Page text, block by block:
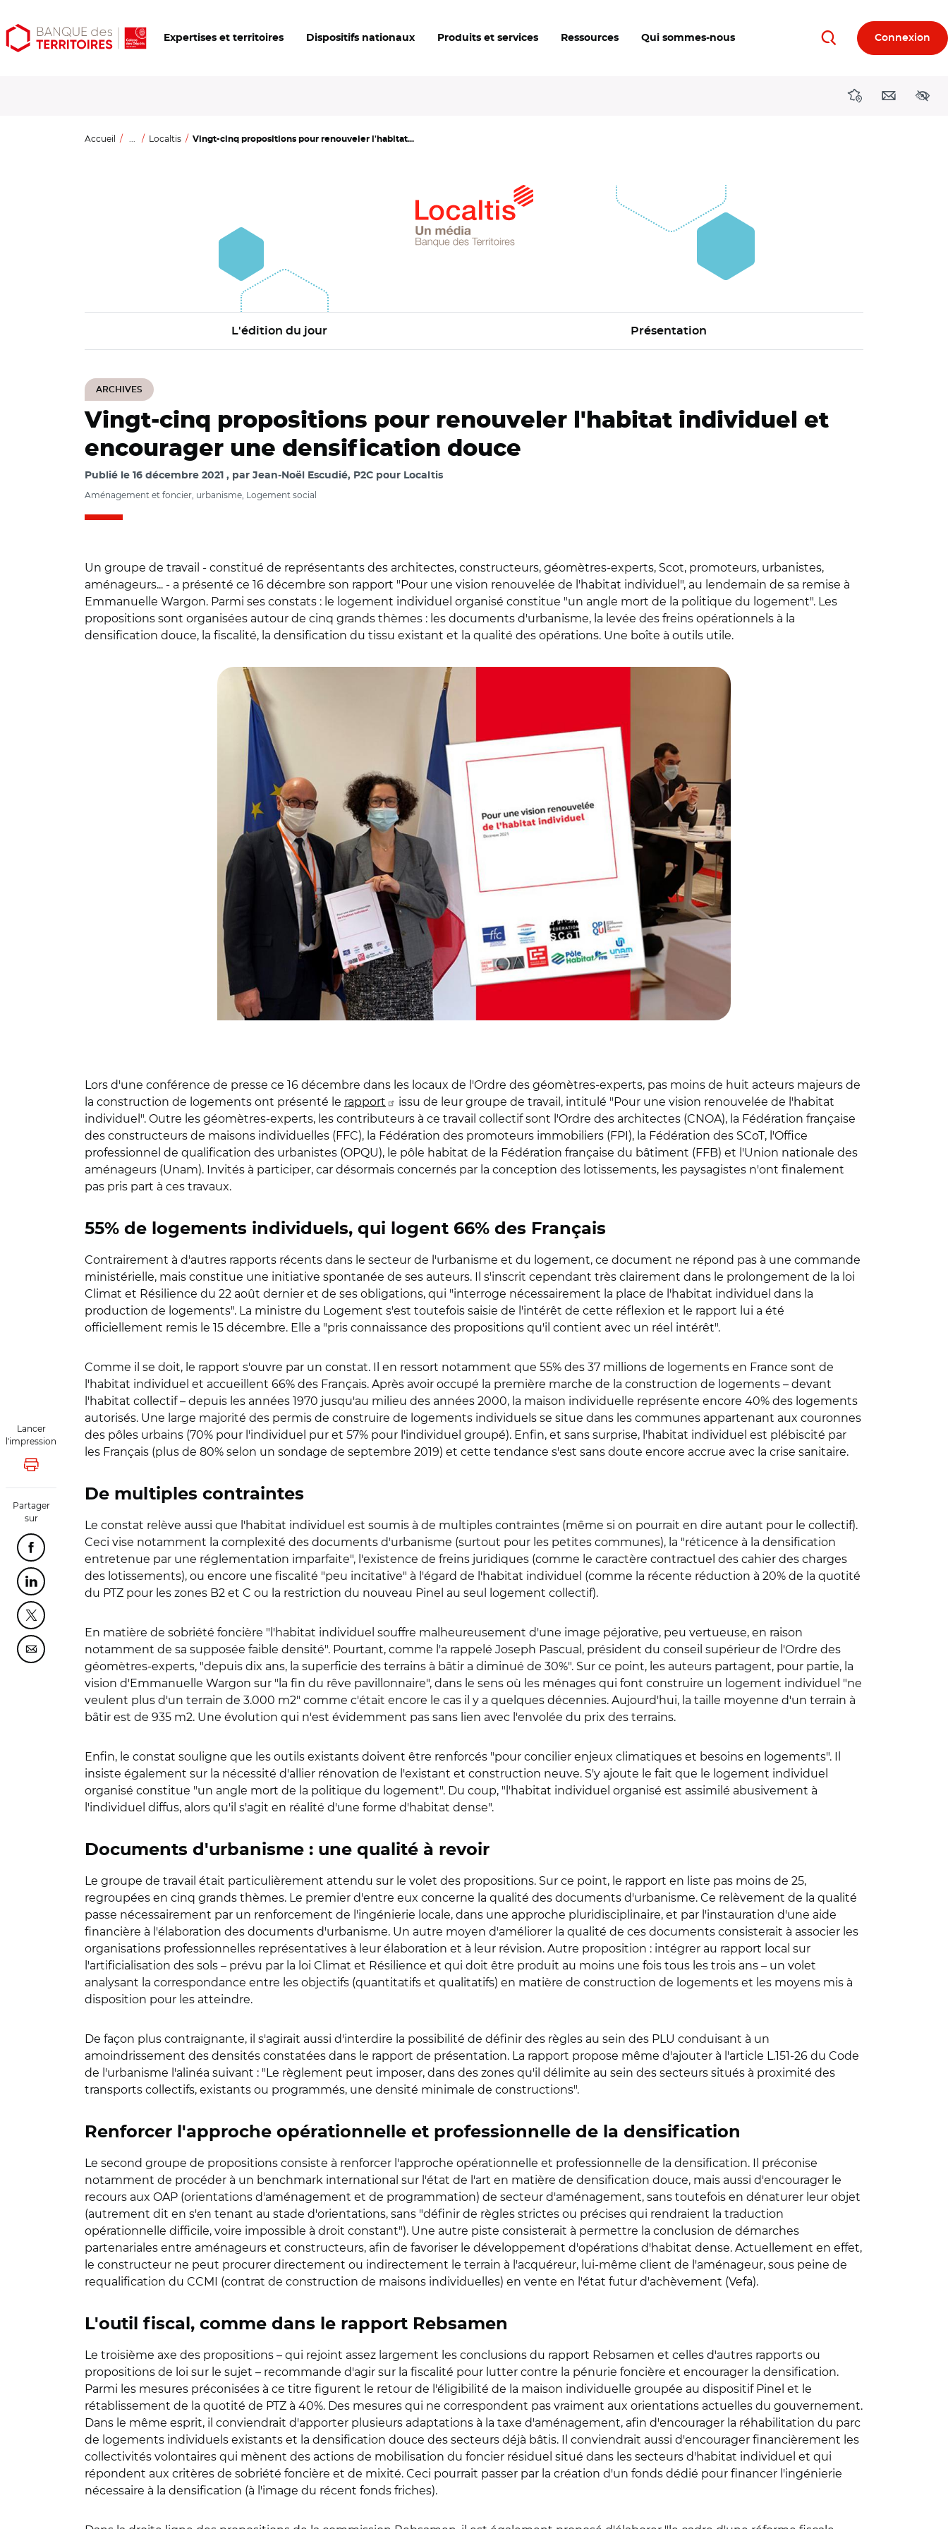
Aller
au
Aller
au
Ouvrir
les
Expertises et territoires Dispositifs nationaux Produits et services Ressources Qui sommes-nous RechercherConnexion
DirectionsContact
Accueil ... Localtis Vingt-cinq propositions pour renouveler l'habitat...
L'édition du jour Présentation
ARCHIVES
Lancer
l'impression
Lancer l'impression
Partager
sur
Partager cette page sur Facebook
Partager cette page sur Linkedin
Partager cette page sur Twitter
Partager cette page sur Courriel
Vingt-cinq propositions pour renouveler l'habitat individuel et
encourager une densification douce
Publié le 16 décembre 2021 par Jean-Noël Escudié, P2C pour Localtis
Aménagement et foncier, urbanisme, Logement social
Un groupe de travail - constitué de représentants des architectes, constructeurs, géomètres-experts, Scot, promoteurs, urbanistes,
aménageurs... - a présenté ce 16 décembre son rapport "Pour une vision renouvelée de l'habitat individuel", au lendemain de sa remise à
Emmanuelle Wargon. Parmi ses constats : le logement individuel organisé constitue "un angle mort de la politique du logement". Les
propositions sont organisées autour de cinq grands thèmes : les documents d'urbanisme, la levée des freins opérationnels à la
densification douce, la fiscalité, la densification du tissu existant et la qualité des opérations. Une boîte à outils utile.
Lors d'une conférence de presse ce 16 décembre dans les locaux de l'Ordre des géomètres-experts, pas moins de huit acteurs majeurs de
la construction de logements ont présenté le rapport
issu de leur groupe de travail, intitulé "Pour une vision renouvelée de l'habitat
individuel". Outre les géomètres-experts, les contributeurs à ce travail collectif sont l'Ordre des architectes (CNOA), la Fédération française
des constructeurs de maisons individuelles (FFC), la Fédération des promoteurs immobiliers (FPI), la Fédération des SCoT, l'Office
professionnel de qualification des urbanistes (OPQU), le pôle habitat de la Fédération française du bâtiment (FFB) et l'Union nationale des
aménageurs (Unam). Invités à participer, car désormais concernés par la conception des lotissements, les paysagistes n'ont finalement
pas pris part à ces travaux.
55% de logements individuels, qui logent 66% des Français
Contrairement à d'autres rapports récents dans le secteur de l'urbanisme et du logement, ce document ne répond pas à une commande
ministérielle, mais constitue une initiative spontanée de ses auteurs. Il s'inscrit cependant très clairement dans le prolongement de la loi
Climat et Résilience du 22 août dernier et de ses obligations, qui "interroge nécessairement la place de l'habitat individuel dans la
production de logements". La ministre du Logement s'est toutefois saisie de l'intérêt de cette réflexion et le rapport lui a été
officiellement remis le 15 décembre. Elle a "pris connaissance des propositions qu'il contient avec un réel intérêt".
Comme il se doit, le rapport s'ouvre par un constat. Il en ressort notamment que 55% des 37 millions de logements en France sont de
l'habitat individuel et accueillent 66% des Français. Après avoir occupé la première marche de la construction de logements – devant
l'habitat collectif – depuis les années 1970 jusqu'au milieu des années 2000, la maison individuelle représente encore 40% des logements
autorisés. Une large majorité des permis de construire de logements individuels se situe dans les communes appartenant aux couronnes
des pôles urbains (70% pour l'individuel pur et 57% pour l'individuel groupé). Enfin, et sans surprise, l'habitat individuel est plébiscité par
les Français (plus de 80% selon un sondage de septembre 2019) et cette tendance s'est sans doute encore accrue avec la crise sanitaire.
De multiples contraintes
Le constat relève aussi que l'habitat individuel est soumis à de multiples contraintes (même si on pourrait en dire autant pour le collectif).
Ceci vise notamment la complexité des documents d'urbanisme (surtout pour les petites communes), la "réticence à la densification
entretenue par une réglementation imparfaite", l'existence de freins juridiques (comme le caractère contractuel des cahier des charges
des lotissements), ou encore une fiscalité "peu incitative" à l'égard de l'habitat individuel (comme la récente réduction à 20% de la quotité
du PTZ pour les zones B2 et C ou la restriction du nouveau Pinel au seul logement collectif).
En matière de sobriété foncière "l'habitat individuel souffre malheureusement d'une image péjorative, peu vertueuse, en raison
notamment de sa supposée faible densité". Pourtant, comme l'a rappelé Joseph Pascual, président du conseil supérieur de l'Ordre des
géomètres-experts, "depuis dix ans, la superficie des terrains à bâtir a diminué de 30%". Sur ce point, les auteurs partagent, pour partie, la
vision d'Emmanuelle Wargon sur "la fin du rêve pavillonnaire", dans le sens où les ménages qui font construire un logement individuel "ne
veulent plus d'un terrain de 3.000 m2" comme c'était encore le cas il y a quelques décennies. Aujourd'hui, la taille moyenne d'un terrain à
bâtir est de 935 m2. Une évolution qui n'est évidemment pas sans lien avec l'envolée du prix des terrains.
Enfin, le constat souligne que les outils existants doivent être renforcés "pour concilier enjeux climatiques et besoins en logements". Il
insiste également sur la nécessité d'allier rénovation de l'existant et construction neuve. S'y ajoute le fait que le logement individuel
organisé constitue "un angle mort de la politique du logement". Du coup, "l'habitat individuel organisé est assimilé abusivement à
l'individuel diffus, alors qu'il s'agit en réalité d'une forme d'habitat dense".
Documents d'urbanisme : une qualité à revoir
Le groupe de travail était particulièrement attendu sur le volet des propositions. Sur ce point, le rapport en liste pas moins de 25,
regroupées en cinq grands thèmes. Le premier d'entre eux concerne la qualité des documents d'urbanisme. Ce relèvement de la qualité
passe nécessairement par un renforcement de l'ingénierie locale, dans une approche pluridisciplinaire, et par l'instauration d'une aide
financière à l'élaboration des documents d'urbanisme. Un autre moyen d'améliorer la qualité de ces documents consisterait à associer les
organisations professionnelles représentatives à leur élaboration et à leur révision. Autre proposition : intégrer au rapport local sur
l'artificialisation des sols – prévu par la loi Climat et Résilience et qui doit être produit au moins une fois tous les trois ans – un volet
analysant la correspondance entre les objectifs (quantitatifs et qualitatifs) en matière de construction de logements et les moyens mis à
disposition pour les atteindre.
De façon plus contraignante, il s'agirait aussi d'interdire la possibilité de définir des règles au sein des PLU conduisant à un
amoindrissement des densités constatées dans le rapport de présentation. La rapport propose même d'ajouter à l'article L.151-26 du Code
de l'urbanisme l'alinéa suivant : "Le règlement peut imposer, dans des zones qu'il délimite au sein des secteurs situés à proximité des
transports collectifs, existants ou programmés, une densité minimale de constructions".
Renforcer l'approche opérationnelle et professionnelle de la densification
Le second groupe de propositions consiste à renforcer l'approche opérationnelle et professionnelle de la densification. Il préconise
notamment de procéder à un benchmark international sur l'état de l'art en matière de densification douce, mais aussi d'encourager le
recours aux OAP (orientations d'aménagement et de programmation) de secteur d'aménagement, sans toutefois en dénaturer leur objet
(autrement dit en s'en tenant au stade d'orientations, sans "définir de règles strictes ou précises qui rendraient la traduction
opérationnelle difficile, voire impossible à droit constant"). Une autre piste consisterait à permettre la conclusion de démarches
partenariales entre aménageurs et constructeurs, afin de favoriser le développement d'opérations d'habitat dense. Actuellement en effet,
le constructeur ne peut procurer directement ou indirectement le terrain à l'acquéreur, lui-même client de l'aménageur, sous peine de
requalification du CCMI (contrat de construction de maisons individuelles) en vente en l'état futur d'achèvement (Vefa).
L'outil fiscal, comme dans le rapport Rebsamen
Le troisième axe des propositions – qui rejoint assez largement les conclusions du rapport Rebsamen et celles d'autres rapports ou
propositions de loi sur le sujet – recommande d'agir sur la fiscalité pour lutter contre la pénurie foncière et encourager la densification.
Parmi les mesures préconisées à ce titre figurent le retour de l'éligibilité de la maison individuelle groupée au dispositif Pinel et le
rétablissement de la quotité de PTZ à 40%. Des mesures qui ne correspondent pas vraiment aux orientations actuelles du gouvernement.
Dans le même esprit, il conviendrait d'apporter plusieurs adaptations à la taxe d'aménagement, afin d'encourager la réhabilitation du parc
de logements individuels existants et la densification douce des secteurs déjà bâtis. Il conviendrait aussi d'encourager financièrement les
collectivités volontaires qui mènent des actions de mobilisation du foncier résiduel situé dans les secteurs d'habitat individuel et qui
répondent aux critères de sobriété foncière et de mixité. Ceci pourrait passer par la création d'un fonds dédié pour financer l'ingénierie
nécessaire à la densification (à l'image du récent fonds friches).